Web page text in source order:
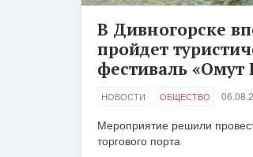
В Дивногорске
пройдет
фестиваль «Омут
НОВОСТИ ОБЩЕСТВО
Мероприятие решили
торгового порта